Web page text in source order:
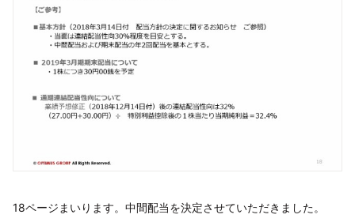
18ページまいります。中間配当を決定させていただきました。